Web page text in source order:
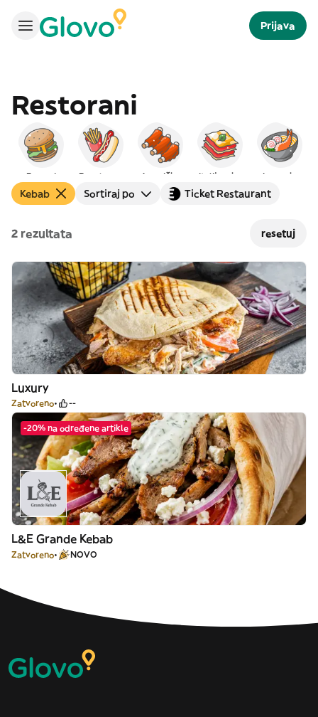
Prijava
Restorani
Burgeri Brza hrana Američka Italijanska Japanska
Kebab Sortiraj po Ticket Restaurant
2 rezultata resetuj
Luxury
Zatvoreno --
-20% na određene artikle
L&E Grande Kebab
Zatvoreno NOVO